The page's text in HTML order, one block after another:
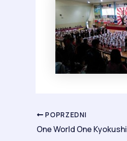
POPRZEDNI
One World One